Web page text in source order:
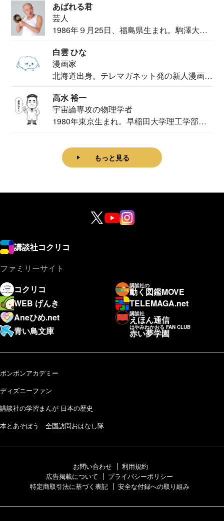
あばれる君
芸人
1986年９月25日、福島県生まれ。駒澤大学
白雲 ひな
漫画家
北海道出身。テレマガネット発の新人漫画
高水 裕一
宇宙論専攻の物理学者
1980年東京生まれ。早稲田大学理工学部物
もっと見る
講談社コクリコ
ファミリーサイト
コクリコ
講談社の
動く図鑑MOVE
WEB げんき
TELEMAGA.net
Aneひめ.net
講談社
えほん通信
青い鳥文庫
はやみねかおる FAN CLUB
赤い夢学園
ボンボンアカデミー
ディズニーファン
講談社の学習まんが 日本の歴史
本とあそぼう 全国訪問おはなし隊
お問い合わせ
利用規約
広告掲載について
プライバシーポリシー
特定商取引法に基づく表記
安全な付録への取り組み